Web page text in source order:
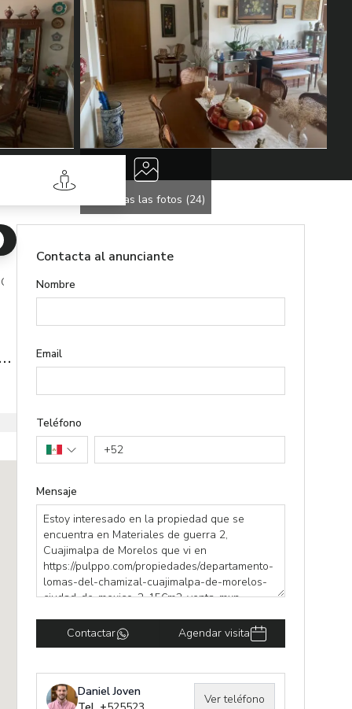
Ver todas las fotos (24)
Street View
Cuajimalpa de Morelos
panorámicas en Lomas del Chamizal
Contacta al anunciante
Nombre
Email
Teléfono
+52
Mensaje
Contactar Agendar visita
Daniel Joven
Ver teléfono